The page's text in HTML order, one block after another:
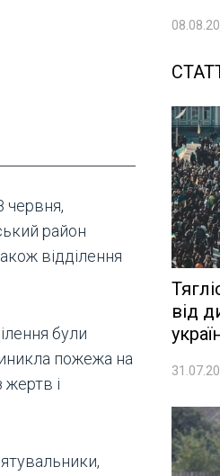
червня,
район
відділення
були
пожежа на
і
від